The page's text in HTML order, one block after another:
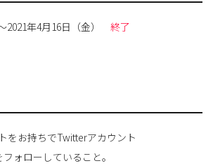
2021年4月16日（金） 終了
をお持ちでTwitterアカウント
フォローしていること。